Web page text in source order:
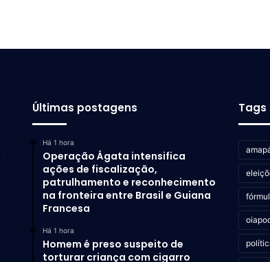
Últimas postagens
Há 1 hora
Operação Ágata intensifica
ações de fiscalização,
patrulhamento e reconhecimento
na fronteira entre Brasil e Guiana
Francesa
Há 1 hora
Homem é preso suspeito de
torturar criança com cigarro
Tags